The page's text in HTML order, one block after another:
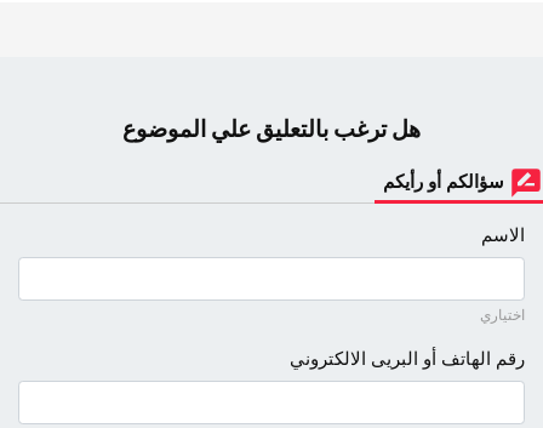
هل ترغب بالتعليق علي الموضوع
سؤالكم أو رأيكم
الاسم
اختياري
رقم الهاتف أو البريى الالكتروني